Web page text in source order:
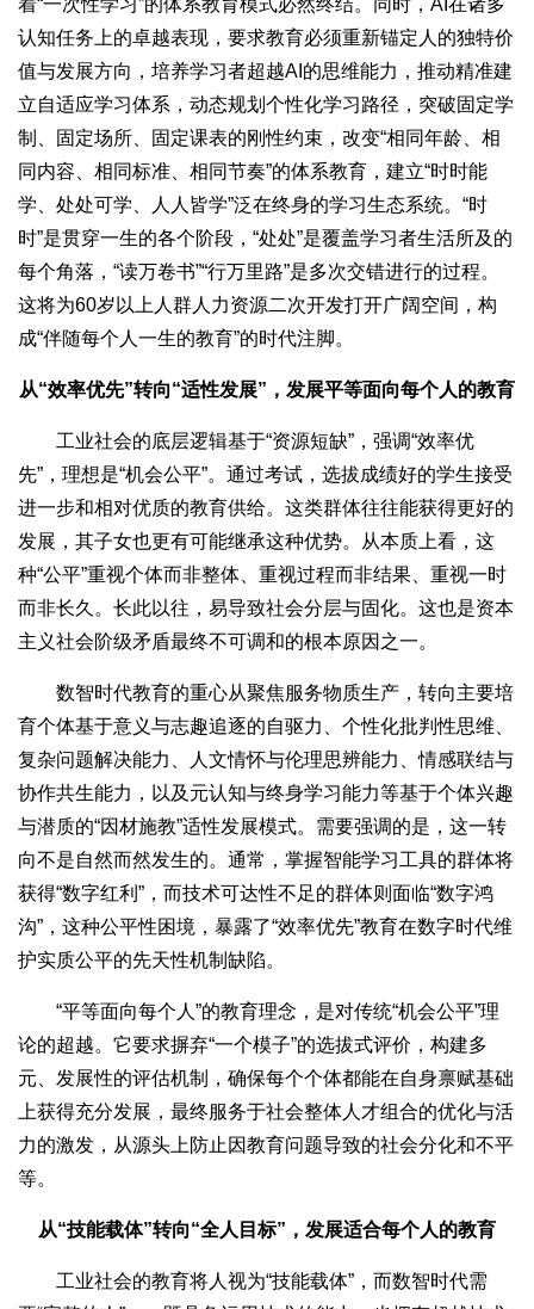
着“一次性学习”的体系教育模式必然终结。同时，AI在诸多
认知任务上的卓越表现，要求教育必须重新锚定人的独特价
值与发展方向，培养学习者超越AI的思维能力，推动精准建
立自适应学习体系，动态规划个性化学习路径，突破固定学
制、固定场所、固定课表的刚性约束，改变“相同年龄、相
同内容、相同标准、相同节奏”的体系教育，建立“时时能
学、处处可学、人人皆学”泛在终身的学习生态系统。“时
时”是贯穿一生的各个阶段，“处处”是覆盖学习者生活所及的
每个角落，“读万卷书”“行万里路”是多次交错进行的过程。
这将为60岁以上人群人力资源二次开发打开广阔空间，构
成“伴随每个人一生的教育”的时代注脚。
从“效率优先”转向“适性发展”，发展平等面向每个人的教育
工业社会的底层逻辑基于“资源短缺”，强调“效率优
先”，理想是“机会公平”。通过考试，选拔成绩好的学生接受
进一步和相对优质的教育供给。这类群体往往能获得更好的
发展，其子女也更有可能继承这种优势。从本质上看，这
种“公平”重视个体而非整体、重视过程而非结果、重视一时
而非长久。长此以往，易导致社会分层与固化。这也是资本
主义社会阶级矛盾最终不可调和的根本原因之一。
数智时代教育的重心从聚焦服务物质生产，转向主要培
育个体基于意义与志趣追逐的自驱力、个性化批判性思维、
复杂问题解决能力、人文情怀与伦理思辨能力、情感联结与
协作共生能力，以及元认知与终身学习能力等基于个体兴趣
与潜质的“因材施教”适性发展模式。需要强调的是，这一转
向不是自然而然发生的。通常，掌握智能学习工具的群体将
获得“数字红利”，而技术可达性不足的群体则面临“数字鸿
沟”，这种公平性困境，暴露了“效率优先”教育在数字时代维
护实质公平的先天性机制缺陷。
“平等面向每个人”的教育理念，是对传统“机会公平”理
论的超越。它要求摒弃“一个模子”的选拔式评价，构建多
元、发展性的评估机制，确保每个个体都能在自身禀赋基础
上获得充分发展，最终服务于社会整体人才组合的优化与活
力的激发，从源头上防止因教育问题导致的社会分化和不平
等。
从“技能载体”转向“全人目标”，发展适合每个人的教育
工业社会的教育将人视为“技能载体”，而数智时代需